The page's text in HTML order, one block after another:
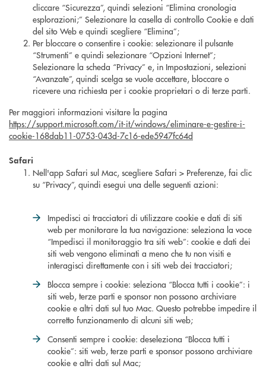
cliccare “Sicurezza”, quindi selezioni “Elimina cronologia
esplorazioni;” Selezionare la casella di controllo Cookie e dati
del sito Web e quindi scegliere “Elimina”;
Per bloccare o consentire i cookie: selezionare il pulsante
“Strumenti” e quindi selezionare “Opzioni Internet”;
Selezionare la scheda “Privacy” e, in Impostazioni, selezioni
“Avanzate”, quindi scelga se vuole accettare, bloccare o
ricevere una richiesta per i cookie proprietari o di terze parti.
Per maggiori informazioni visitare la pagina
https://support.microsoft.com/it-it/windows/eliminare-e-gestire-i-
cookie-168dab11-0753-043d-7c16-ede5947fc64d
Safari
Nell'app Safari sul Mac, scegliere Safari > Preferenze, fai clic
su “Privacy”, quindi esegui una delle seguenti azioni:
Impedisci ai tracciatori di utilizzare cookie e dati di siti
web per monitorare la tua navigazione: seleziona la voce
“Impedisci il monitoraggio tra siti web”: cookie e dati dei
siti web vengono eliminati a meno che tu non visiti e
interagisci direttamente con i siti web dei tracciatori;
Blocca sempre i cookie: seleziona “Blocca tutti i cookie”: i
siti web, terze parti e sponsor non possono archiviare
cookie e altri dati sul tuo Mac. Questo potrebbe impedire il
corretto funzionamento di alcuni siti web;
Consenti sempre i cookie: deseleziona “Blocca tutti i
cookie”: siti web, terze parti e sponsor possono archiviare
cookie e altri dati sul Mac;